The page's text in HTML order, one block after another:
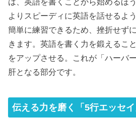
よりスピーディに英語を話せるよ
簡単に練習できるため、挫折せず
きます。英語を書く力を鍛えるこ
をアップさせる。これが「ハーバ
肝となる部分です。
伝える力を磨く「5行エッセイ